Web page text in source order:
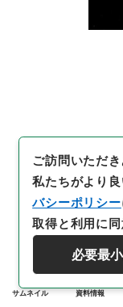
サムネイル 資料情報
ご訪問いただ
私たちがより良
バシーポリシー
取得と利用に同
必要最